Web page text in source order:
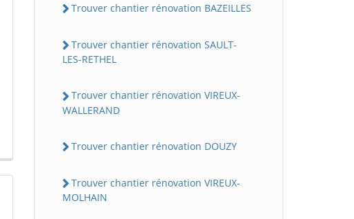
Trouver chantier rénovation BAZEILLES
Trouver chantier rénovation SAULT-
LES-RETHEL
Trouver chantier rénovation VIREUX-
WALLERAND
Trouver chantier rénovation DOUZY
Trouver chantier rénovation VIREUX-
MOLHAIN